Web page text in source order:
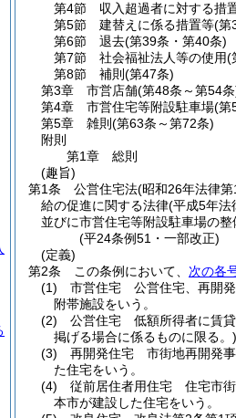
第4節
収入超過者に対する措
第5節
建替えに係る措置等(第
第6節
退去(第39条・第40条)
第7節
社会福祉法人等の使用(
第8節
補則 (第47条)
第3章
市営店舗(第48条～第54
第4章
市営住宅等附設駐車場(第
第5章
雑則 (第63条～第72条)
附則
第1章
総則
(趣旨)
第1条
公営住宅法(昭和26年法律
給の促進に関する法律(平成5年法
並びに市営住宅等附設駐車場の
(平24条例51・一部改正)
(定義)
第2条
この条例において、 次の各
(1)
市営住宅 公営住宅、再開発
附帯施設をいう。
(2)
公営住宅 低額所得者に賃貸
掲げる場合に係るものに限る。)
(3)
再開発住宅 市街地再開発事
た住宅をいう。
(4)
従前居住者用住宅 住宅市街
本市が建設した住宅をいう。